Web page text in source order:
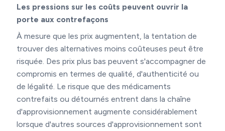
Les pressions sur les coûts peuvent ouvrir la
porte aux contrefaçons
À mesure que les prix augmentent, la tentation de
trouver des alternatives moins coûteuses peut être
risquée. Des prix plus bas peuvent s'accompagner de
compromis en termes de qualité, d'authenticité ou
de légalité. Le risque que des médicaments
contrefaits ou détournés entrent dans la chaîne
d'approvisionnement augmente considérablement
lorsque d'autres sources d'approvisionnement sont